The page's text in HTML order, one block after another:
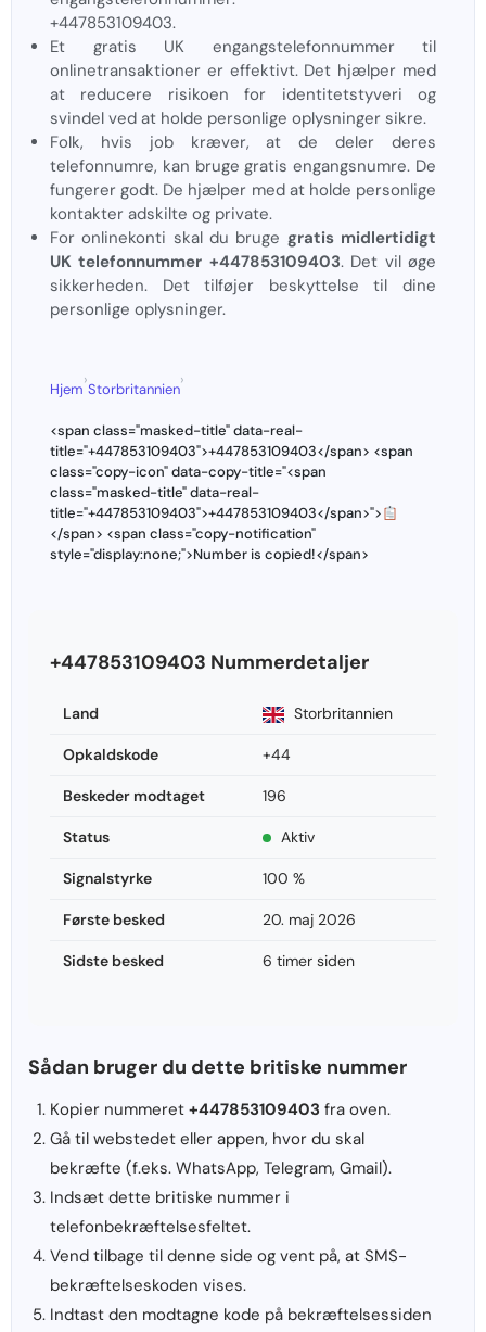
+447853109403.
Et gratis UK engangstelefonnummer til
onlinetransaktioner er effektivt. Det hjælper med
at reducere risikoen for identitetstyveri og
svindel ved at holde personlige oplysninger sikre.
Folk, hvis job kræver, at de deler deres
telefonnumre, kan bruge gratis engangsnumre. De
fungerer godt. De hjælper med at holde personlige
kontakter adskilte og private.
For onlinekonti skal du bruge gratis midlertidigt
UK telefonnummer +447853109403. Det vil øge
sikkerheden. Det tilføjer beskyttelse til dine
personlige oplysninger.
Hjem
›
Storbritannien
›
<span class="masked-title" data-real-
title="+447853109403">+447853109403</span> <span
class="copy-icon" data-copy-title="<span
class="masked-title" data-real-
title="+447853109403">+447853109403</span>">
</span> <span class="copy-notification"
style="display:none;">Number is copied!</span>
+447853109403 Nummerdetaljer
Land Storbritannien
Opkaldskode +44
Beskeder modtaget 196
Status Aktiv
Signalstyrke 100 %
Første besked 20. maj 2026
Sidste besked 6 timer siden
Sådan bruger du dette britiske nummer
Kopier nummeret +447853109403 fra oven.
Gå til webstedet eller appen, hvor du skal
bekræfte (f.eks. WhatsApp, Telegram, Gmail).
Indsæt dette britiske nummer i
telefonbekræftelsesfeltet.
Vend tilbage til denne side og vent på, at SMS-
bekræftelseskoden vises.
Indtast den modtagne kode på bekræftelsessiden